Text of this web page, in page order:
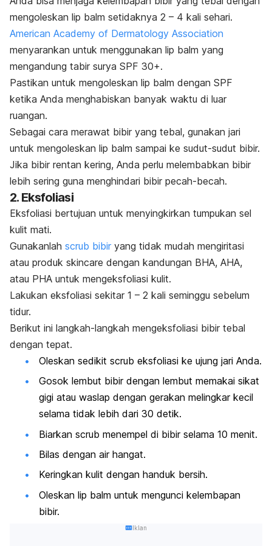
mengoleskan lip balm setidaknya 2 – 4 kali sehari.
American Academy of Dermatology Association
menyarankan untuk menggunakan lip balm yang
mengandung tabir surya SPF 30+.
Pastikan untuk mengoleskan lip balm dengan SPF
ketika Anda menghabiskan banyak waktu di luar
ruangan.
Sebagai cara merawat bibir yang tebal, gunakan jari
untuk mengoleskan lip balm sampai ke sudut-sudut bibir.
Jika bibir rentan kering, Anda perlu melembabkan bibir
lebih sering guna menghindari bibir pecah-becah.
2. Eksfoliasi
Eksfoliasi bertujuan untuk menyingkirkan tumpukan sel
kulit mati.
Gunakanlah scrub bibir yang tidak mudah mengiritasi
atau produk skincare dengan kandungan BHA, AHA,
atau PHA untuk mengeksfoliasi kulit.
Lakukan eksfoliasi sekitar 1 – 2 kali seminggu sebelum
tidur.
Berikut ini langkah-langkah mengeksfoliasi bibir tebal
dengan tepat.
Oleskan sedikit scrub eksfoliasi ke ujung jari Anda.
Gosok lembut bibir dengan lembut memakai sikat
gigi atau waslap dengan gerakan melingkar kecil
selama tidak lebih dari 30 detik.
Biarkan scrub menempel di bibir selama 10 menit.
Bilas dengan air hangat.
Keringkan kulit dengan handuk bersih.
Oleskan lip balm untuk mengunci kelembapan
bibir.
Iklan